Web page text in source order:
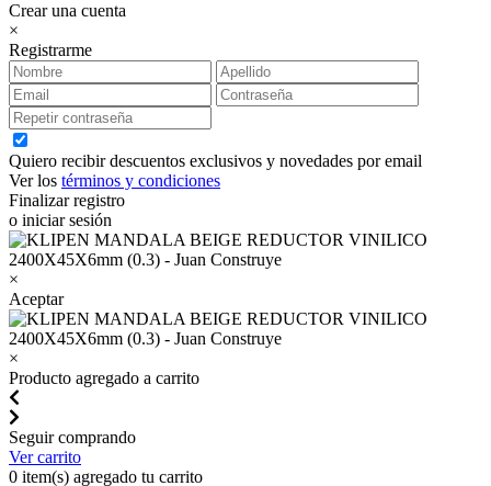
Crear una cuenta
×
Registrarme
Quiero recibir descuentos exclusivos y novedades por email
Ver los términos y condiciones
Finalizar registro
o iniciar sesión
×
Aceptar
×
Producto agregado a carrito
Seguir comprando
Ver carrito
0 item(s) agregado tu carrito